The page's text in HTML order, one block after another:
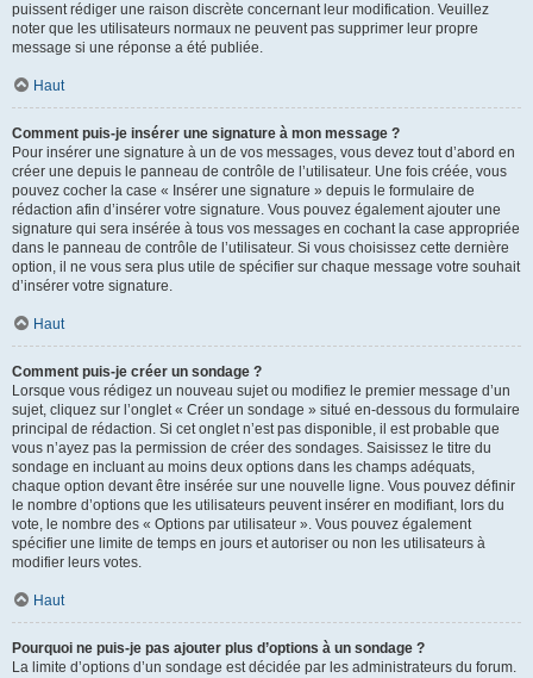
puissent rédiger une raison discrète concernant leur modification. Veuillez
noter que les utilisateurs normaux ne peuvent pas supprimer leur propre
message si une réponse a été publiée.
Haut
Comment puis-je insérer une signature à mon message ?
Pour insérer une signature à un de vos messages, vous devez tout d’abord en
créer une depuis le panneau de contrôle de l’utilisateur. Une fois créée, vous
pouvez cocher la case « Insérer une signature » depuis le formulaire de
rédaction afin d’insérer votre signature. Vous pouvez également ajouter une
signature qui sera insérée à tous vos messages en cochant la case appropriée
dans le panneau de contrôle de l’utilisateur. Si vous choisissez cette dernière
option, il ne vous sera plus utile de spécifier sur chaque message votre souhait
d’insérer votre signature.
Haut
Comment puis-je créer un sondage ?
Lorsque vous rédigez un nouveau sujet ou modifiez le premier message d’un
sujet, cliquez sur l’onglet « Créer un sondage » situé en-dessous du formulaire
principal de rédaction. Si cet onglet n’est pas disponible, il est probable que
vous n’ayez pas la permission de créer des sondages. Saisissez le titre du
sondage en incluant au moins deux options dans les champs adéquats,
chaque option devant être insérée sur une nouvelle ligne. Vous pouvez définir
le nombre d’options que les utilisateurs peuvent insérer en modifiant, lors du
vote, le nombre des « Options par utilisateur ». Vous pouvez également
spécifier une limite de temps en jours et autoriser ou non les utilisateurs à
modifier leurs votes.
Haut
Pourquoi ne puis-je pas ajouter plus d’options à un sondage ?
La limite d’options d’un sondage est décidée par les administrateurs du forum.